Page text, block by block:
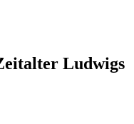
Ludwigs